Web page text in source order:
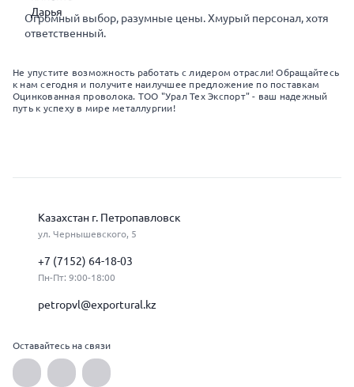
Огромный выбор, разумные цены. Хмурый персонал, хотя
ответственный.
Не упустите возможность работать с лидером отрасли! Обращайтесь
к нам сегодня и получите наилучшее предложение по поставкам
Оцинкованная проволока. ТОО "Урал Тех Экспорт" - ваш надежный
путь к успеху в мире металлургии!
Казахстан г. Петропавловск
ул. Чернышевского, 5
+7 (7152) 64-18-03
Пн-Пт: 9:00-18:00
petropvl@exportural.kz
Оставайтесь на связи